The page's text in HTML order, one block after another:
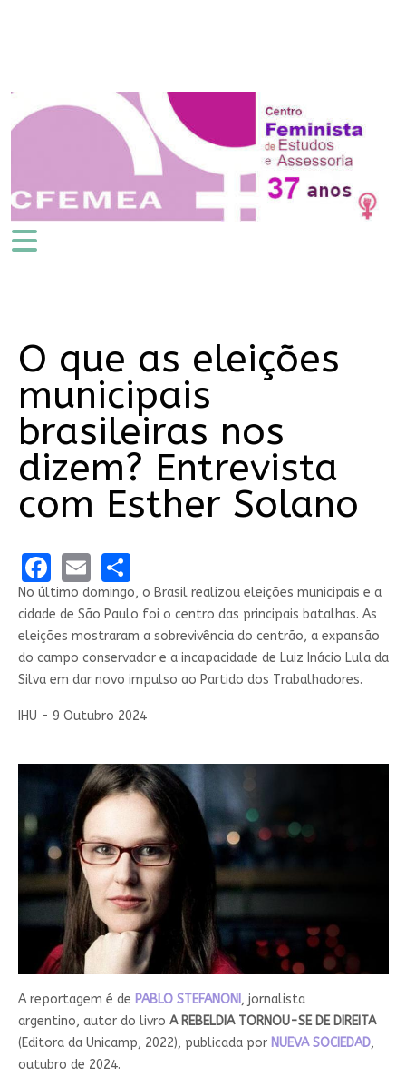
O que as eleições
municipais
brasileiras nos
dizem? Entrevista
com Esther Solano
Facebook
EmailShare
No último domingo, o Brasil realizou eleições municipais e a
cidade de São Paulo foi o centro das principais batalhas. As
eleições mostraram a sobrevivência do centrão, a expansão
do campo conservador e a incapacidade de Luiz Inácio Lula da
Silva em dar novo impulso ao Partido dos Trabalhadores.
IHU - 9 Outubro 2024
A reportagem é de PABLO STEFANONI , jornalista
argentino, autor do livro A REBELDIA TORNOU-SE DE DIREITA
(Editora da Unicamp, 2022), publicada por NUEVA SOCIEDAD,
outubro de 2024.